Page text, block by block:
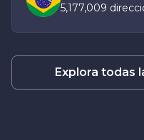
5,177,009
Explora todas